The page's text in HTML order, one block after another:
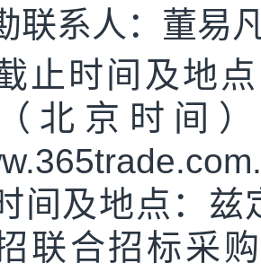
联系人：董易
止时间及地
（北京时间
间及地点：兹
联合招标采